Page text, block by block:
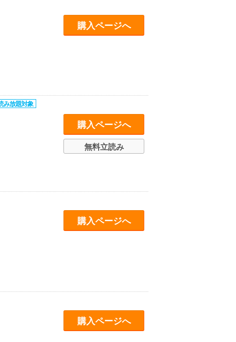
購入ページへ
購入ページへ
無料立読み
購入ページへ
購入ページへ